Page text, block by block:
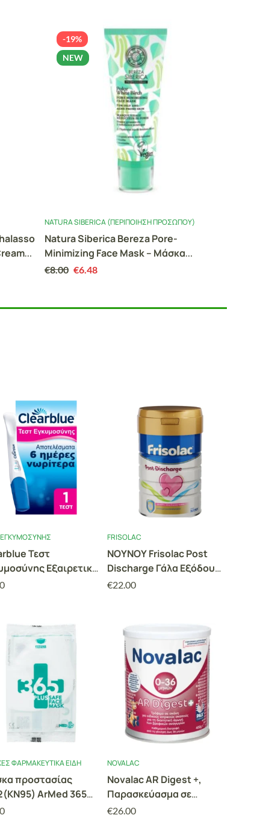
-19%
NEW
NATURA SIBERICA (ΠΕΡΙΠΟΊΗΣΗ ΠΡΟΣΏΠΟΥ)
Natura Siberica Bereza Pore-
Minimizing Face Mask – Μάσκα
Προσώπου για Ελαχιστοποίηση Πόρων
€8.00 €6.48
Τεστ
Εξαιρετικά
Ανίχνευση 10mIU
1 Τεστ
FRISOLAC
ΝΟΥΝΟΥ Frisolac Post
Discharge Γάλα Εξόδου
σε Σκόνη για Πρόωρα &
€22.00
ΦΑΡΜΑΚΕΥΤΙΚΆ ΕΊΔΗ
προστασίας
ArMed 365
Τεμάχιο Λευκό
NOVALAC
Novalac AR Digest +,
Παρασκεύασμα σε
Περιπτώσεις Βρεφικών
€26.00